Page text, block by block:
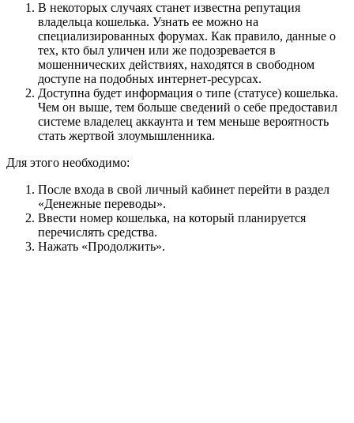
В некоторых случаях станет известна репутация
владельца кошелька. Узнать ее можно на
специализированных форумах. Как правило, данные о
тех, кто был уличен или же подозревается в
мошеннических действиях, находятся в свободном
доступе на подобных интернет-ресурсах.
Доступна будет информация о типе (статусе) кошелька.
Чем он выше, тем больше сведений о себе предоставил
системе владелец аккаунта и тем меньше вероятность
стать жертвой злоумышленника.
Для этого необходимо:
После входа в свой личный кабинет перейти в раздел
«Денежные переводы».
Ввести номер кошелька, на который планируется
перечислять средства.
Нажать «Продолжить».